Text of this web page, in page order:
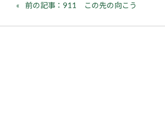
前の記事：911 この先の向こう